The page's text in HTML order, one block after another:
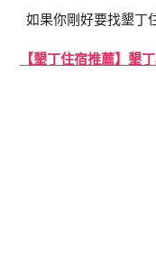
如果你剛好要找墾丁
【墾丁住宿推薦】墾